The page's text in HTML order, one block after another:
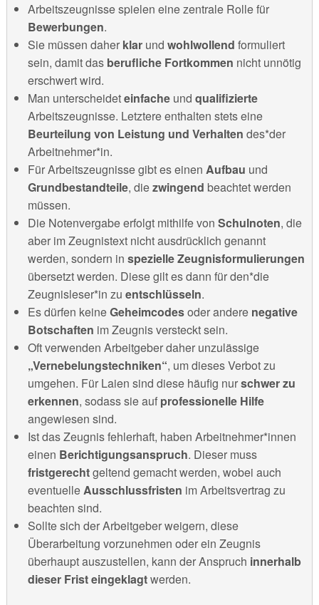
Arbeitszeugnisse spielen eine zentrale Rolle für
Bewerbungen.
Sie müssen daher klarund wohlwollend formuliert
sein, damit das berufliche Fortkommen nicht unnötig
erschwert wird.
Man unterscheideteinfacheund qualifizierte
Arbeitszeugnisse. Letztere enthalten stets eine
Beurteilung von Leistung und Verhalten des*der
Arbeitnehmer*in.
Für Arbeitszeugnisse gibt es einen Aufbau und
Grundbestandteile, diezwingend beachtet werden
müssen.
Die Notenvergabe erfolgt mithilfe von Schulnoten, die
aber im Zeugnistext nicht ausdrücklich genannt
werden, sondern in spezielle Zeugnisformulierungen
übersetzt werden. Diese gilt es dann für den*die
Zeugnisleser*in zu entschlüsseln.
Es dürfen keineGeheimcodesoder andere negative
Botschaften im Zeugnis versteckt sein.
Oft verwenden Arbeitgeber daher unzulässige
„Vernebelungstechniken“, um dieses Verbot zu
umgehen. Für Laien sind diese häufig nurschwer zu
erkennen, sodass sie auf professionelle Hilfe
angewiesen sind.
Ist das Zeugnis fehlerhaft, haben Arbeitnehmer*innen
einen Berichtigungsanspruch. Dieser muss
fristgerechtgeltend gemacht werden, wobei auch
eventuelleAusschlussfristen im Arbeitsvertrag zu
beachten sind.
Sollte sich der Arbeitgeber weigern, diese
Überarbeitung vorzunehmen oder ein Zeugnis
überhaupt auszustellen, kann der Anspruch innerhalb
dieser Frist eingeklagtwerden.